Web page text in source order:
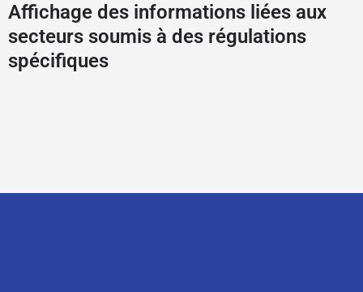
Affichage des informations liées aux
secteurs soumis à des régulations
spécifiques